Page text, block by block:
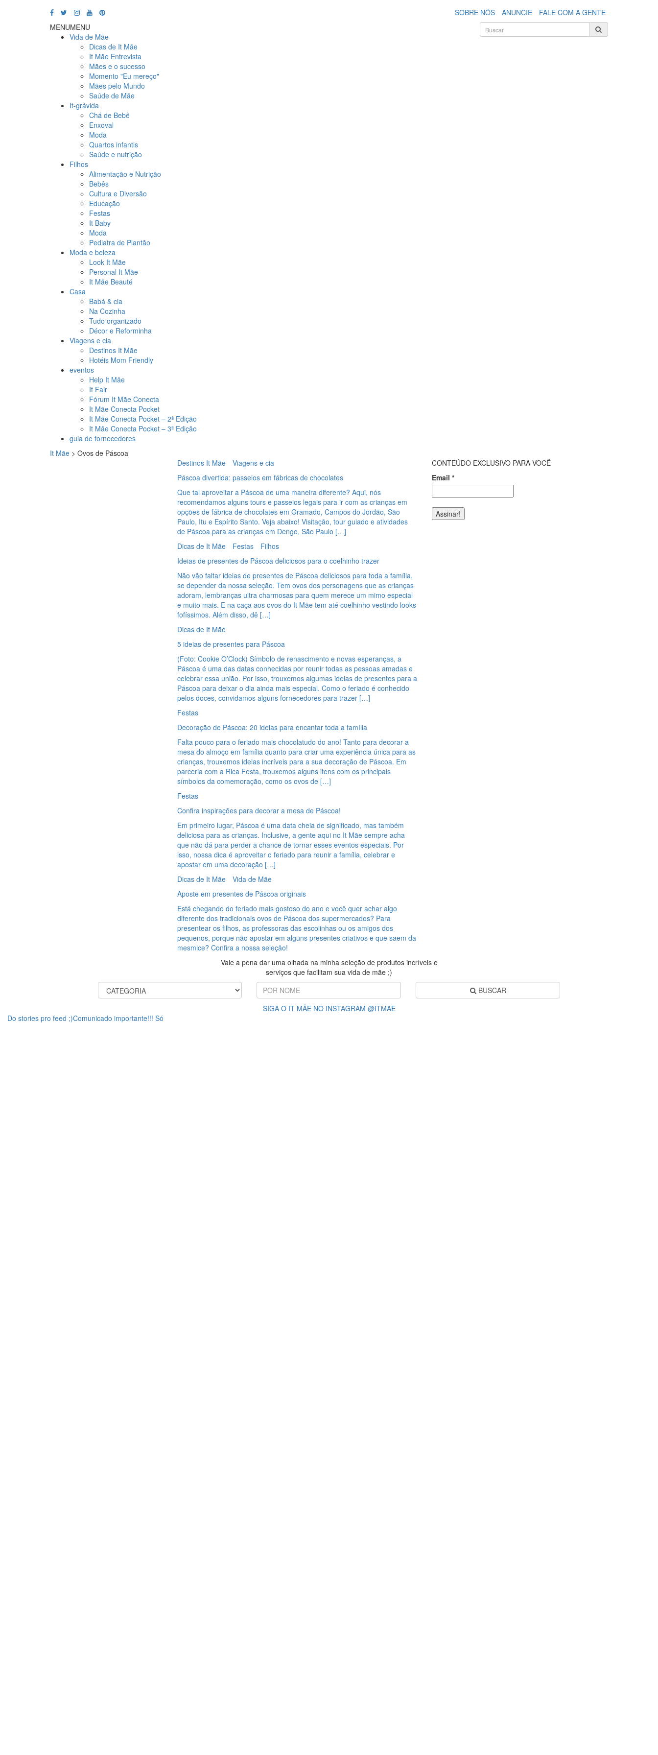
SOBRE NÓS ANUNCIE
FALE COM A GENTE
MENUMENU
Vida de Mãe
Dicas de It Mãe
It Mãe Entrevista
Mães e o sucesso
Momento "Eu mereço"
Mães pelo Mundo
Saúde de Mãe
It-grávida
Chá de Bebê
Enxoval
Moda
Quartos infantis
Saúde e nutrição
Filhos
Alimentação e Nutrição
Bebês
Cultura e Diversão
Educação
Festas
It Baby
Moda
Pediatra de Plantão
Moda e beleza
Look It Mãe
Personal It Mãe
It Mãe Beauté
Casa
Babá & cia
Na Cozinha
Tudo organizado
Décor e Reforminha
Viagens e cia
Destinos It Mãe
Hotéis Mom Friendly
eventos
Help It Mãe
It Fair
Fórum It Mãe Conecta
It Mãe Conecta Pocket
It Mãe Conecta Pocket – 2ª Edição
It Mãe Conecta Pocket – 3ª Edição
guia de fornecedores
It Mãe > Ovos de Páscoa
Destinos It Mãe
Viagens e cia
Páscoa divertida: passeios em fábricas de chocolates
Que tal aproveitar a Páscoa de uma maneira diferente? Aqui, nós
recomendamos alguns tours e passeios legais para ir com as crianças em
opções de fábrica de chocolates em Gramado, Campos do Jordão, São
Paulo, Itu e Espírito Santo. Veja abaixo! Visitação, tour guiado e atividades
de Páscoa para as crianças em Dengo, São Paulo […]
Dicas de It Mãe
Festas
Filhos
Ideias de presentes de Páscoa deliciosos para o coelhinho trazer
Não vão faltar ideias de presentes de Páscoa deliciosos para toda a família,
se depender da nossa seleção. Tem ovos dos personagens que as crianças
adoram, lembranças ultra charmosas para quem merece um mimo especial
e muito mais. E na caça aos ovos do It Mãe tem até coelhinho vestindo looks
fofíssimos. Além disso, dê […]
Dicas de It Mãe
5 ideias de presentes para Páscoa
(Foto: Cookie O’Clock) Símbolo de renascimento e novas esperanças, a
Páscoa é uma das datas conhecidas por reunir todas as pessoas amadas e
celebrar essa união. Por isso, trouxemos algumas ideias de presentes para a
Páscoa para deixar o dia ainda mais especial. Como o feriado é conhecido
pelos doces, convidamos alguns fornecedores para trazer […]
Festas
Decoração de Páscoa: 20 ideias para encantar toda a família
Falta pouco para o feriado mais chocolatudo do ano! Tanto para decorar a
mesa do almoço em família quanto para criar uma experiência única para as
crianças, trouxemos ideias incríveis para a sua decoração de Páscoa. Em
parceria com a Rica Festa, trouxemos alguns itens com os principais
símbolos da comemoração, como os ovos de […]
Festas
Confira inspirações para decorar a mesa de Páscoa!
Em primeiro lugar, Páscoa é uma data cheia de significado, mas também
deliciosa para as crianças. Inclusive, a gente aqui no It Mãe sempre acha
que não dá para perder a chance de tornar esses eventos especiais. Por
isso, nossa dica é aproveitar o feriado para reunir a família, celebrar e
apostar em uma decoração […]
Dicas de It Mãe
Vida de Mãe
Aposte em presentes de Páscoa originais
Está chegando do feriado mais gostoso do ano e você quer achar algo
diferente dos tradicionais ovos de Páscoa dos supermercados? Para
presentear os filhos, as professoras das escolinhas ou os amigos dos
pequenos, porque não apostar em alguns presentes criativos e que saem da
mesmice? Confira a nossa seleção!
CONTEÚDO EXCLUSIVO PARA VOCÊ
Email *
Vale a pena dar uma olhada na minha seleção de produtos incríveis e
serviços que facilitam sua vida de mãe ;)
BUSCAR
SIGA O IT MÃE NO INSTAGRAM @ITMAE
Do stories pro feed ;)Comunicado importante!!! Só